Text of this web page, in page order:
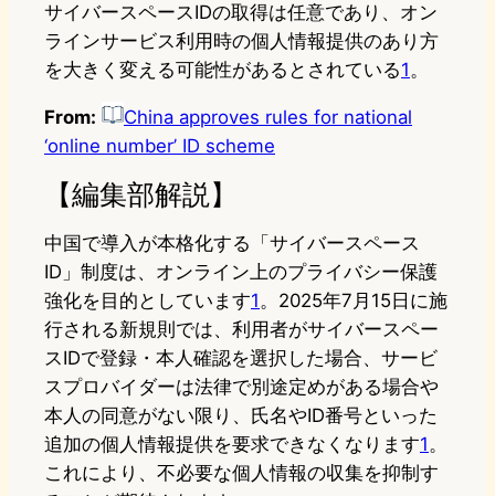
サイバースペースIDの取得は任意であり、オン
ラインサービス利用時の個人情報提供のあり方
を大きく変える可能性があるとされている1。
From:
China approves rules for national
‘online number’ ID scheme
【編集部解説】
中国で導入が本格化する「サイバースペース
ID」制度は、オンライン上のプライバシー保護
強化を目的としています1。2025年7月15日に施
行される新規則では、利用者がサイバースペー
スIDで登録・本人確認を選択した場合、サービ
スプロバイダーは法律で別途定めがある場合や
本人の同意がない限り、氏名やID番号といった
追加の個人情報提供を要求できなくなります1。
これにより、不必要な個人情報の収集を抑制す